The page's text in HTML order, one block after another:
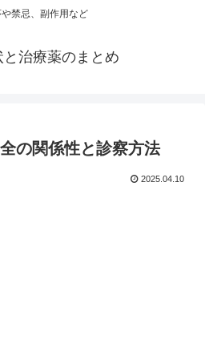
禁忌、副作用など
治療薬のまとめ
の関係性と診察方法
2025.04.10